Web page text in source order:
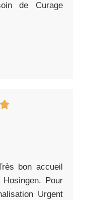
de Curage
bon accueil
Pour
Urgent